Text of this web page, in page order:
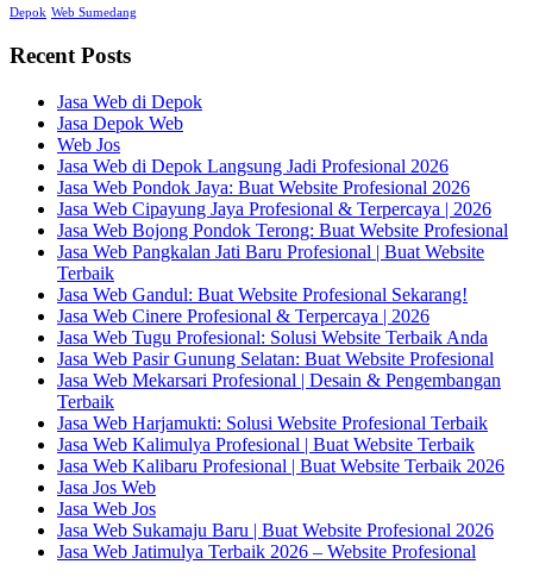
Depok Web Sumedang
Recent Posts
Jasa Web di Depok
Jasa Depok Web
Web Jos
Jasa Web di Depok Langsung Jadi Profesional 2026
Jasa Web Pondok Jaya: Buat Website Profesional 2026
Jasa Web Cipayung Jaya Profesional & Terpercaya | 2026
Jasa Web Bojong Pondok Terong: Buat Website Profesional
Jasa Web Pangkalan Jati Baru Profesional | Buat Website
Terbaik
Jasa Web Gandul: Buat Website Profesional Sekarang!
Jasa Web Cinere Profesional & Terpercaya | 2026
Jasa Web Tugu Profesional: Solusi Website Terbaik Anda
Jasa Web Pasir Gunung Selatan: Buat Website Profesional
Jasa Web Mekarsari Profesional | Desain & Pengembangan
Terbaik
Jasa Web Harjamukti: Solusi Website Profesional Terbaik
Jasa Web Kalimulya Profesional | Buat Website Terbaik
Jasa Web Kalibaru Profesional | Buat Website Terbaik 2026
Jasa Jos Web
Jasa Web Jos
Jasa Web Sukamaju Baru | Buat Website Profesional 2026
Jasa Web Jatimulya Terbaik 2026 – Website Profesional